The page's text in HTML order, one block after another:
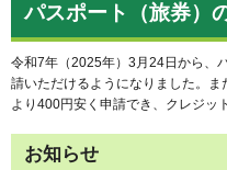
パスポート（旅券）
令和7年（2025年）3月24日から、
請いただけるようになりました。ま
より400円安く申請でき、クレジッ
お知らせ